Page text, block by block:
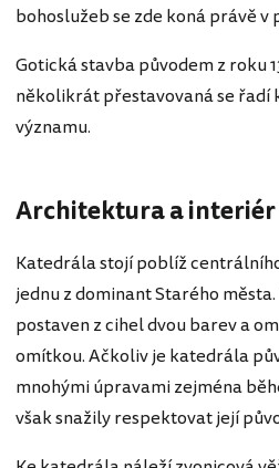
bohoslužeb se zde koná právě v
Gotická stavba původem z roku
několikrát přestavovaná se
významu.
Architektura a interiér
Katedrála stojí poblíž
jednu z dominant Starého
postaven z cihel dvou barev a
omítkou. Ačkoliv je katedrála
mnohými úpravami zejména
však snažily respektovat její